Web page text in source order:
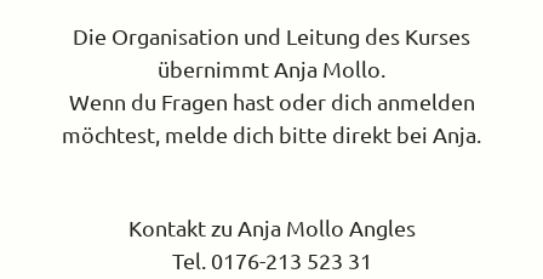
Die Organisation und Leitung des Kurses
übernimmt Anja Mollo.
Wenn du Fragen hast oder dich anmelden
möchtest, melde dich bitte direkt bei Anja.
Kontakt zu Anja Mollo Angles
Tel. 0176-213 523 31